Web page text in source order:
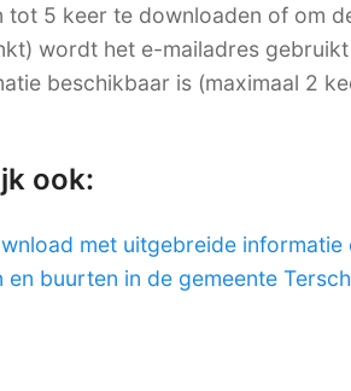
tot 5 keer te downloaden of om
wordt het e-mailadres
beschikbaar is (maximaal 2
ook:
met uitgebreide
en buurten in de gemeente